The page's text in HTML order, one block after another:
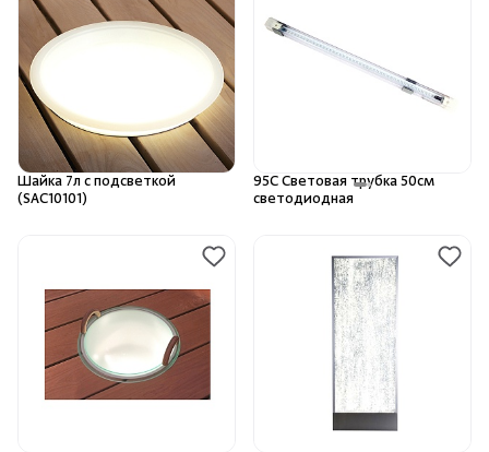
Ароматы
Душевые поддоны и системы слива
Интерьер
Инфракрасные сауны
Пародушевые
Шайка 7л с подсветкой
(SAC10101)
95С Световая трубка 50см
светодиодная